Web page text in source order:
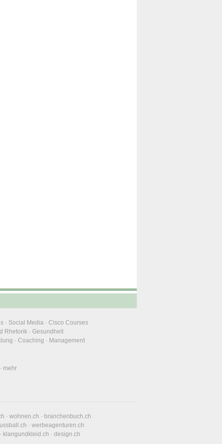
· Social Media · Cisco Courses
Rhetorik · Gesundheit
· Coaching · Management
mehr
· wohnen.ch · branchenbuch.ch
· werbeagenturen.ch
klangundkleid.ch · design.ch